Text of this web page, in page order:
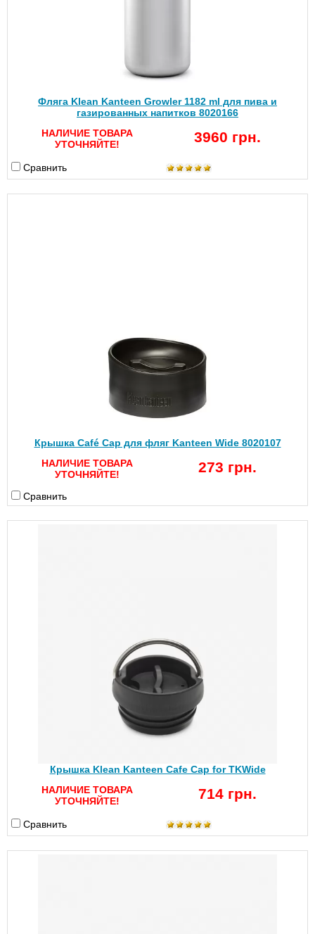
Фляга Klean Kanteen Growler 1182 ml для пива и
газированных напитков 8020166
НАЛИЧИЕ ТОВАРА
УТОЧНЯЙТЕ!
3960 грн.
Сравнить
Крышка Café Cap для фляг Kanteen Wide 8020107
НАЛИЧИЕ ТОВАРА
УТОЧНЯЙТЕ!
273 грн.
Сравнить
Крышка Klean Kanteen Cafe Cap for TKWide
НАЛИЧИЕ ТОВАРА
УТОЧНЯЙТЕ!
714 грн.
Сравнить